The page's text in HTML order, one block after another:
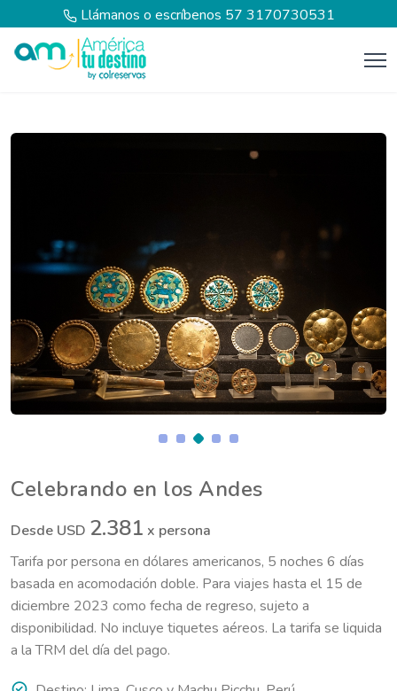
Llámanos o escríbenos 57 3170730531
Celebrando en los Andes
Desde USD 2.381 x persona
Tarifa por persona en dólares americanos, 5 noches 6 días
basada en acomodación doble. Para viajes hasta el 15 de
diciembre 2023 como fecha de regreso, sujeto a
disponibilidad. No incluye tiquetes aéreos. La tarifa se liquida
a la TRM del día del pago.